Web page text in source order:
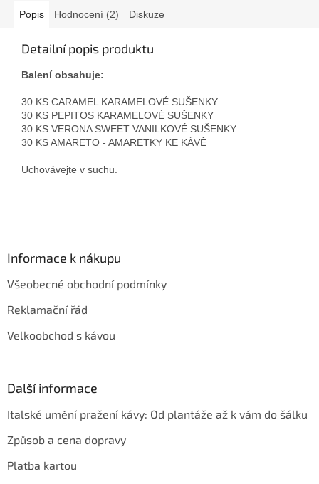
Popis Hodnocení (2) Diskuze
Detailní popis produktu
Balení obsahuje:
30 KS CARAMEL KARAMELOVÉ SUŠENKY
30 KS PEPITOS KARAMELOVÉ SUŠENKY
30 KS VERONA SWEET VANILKOVÉ SUŠENKY
30 KS AMARETO - AMARETKY KE KÁVĚ
Uchovávejte v suchu.
Informace k nákupu
Všeobecné obchodní podmínky
Reklamační řád
Velkoobchod s kávou
Další informace
Italské umění pražení kávy: Od plantáže až k vám do šálku
Způsob a cena dopravy
Platba kartou